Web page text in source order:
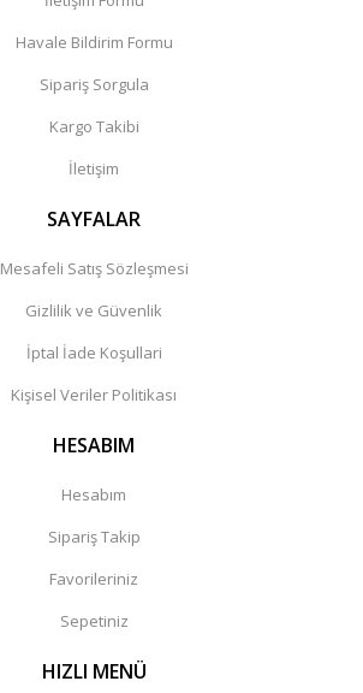
Havale Bildirim Formu
Sipariş Sorgula
Kargo Takibi
İletişim
SAYFALAR
Mesafeli Satış Sözleşmesi
Gizlilik ve Güvenlik
İptal İade Koşullari
Kişisel Veriler Politikası
HESABIM
Hesabım
Sipariş Takip
Favorileriniz
Sepetiniz
HIZLI MENÜ